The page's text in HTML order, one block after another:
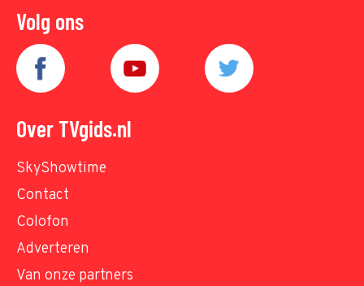
Volg ons
Over TVgids.nl
SkyShowtime
Contact
Colofon
Adverteren
Van onze partners